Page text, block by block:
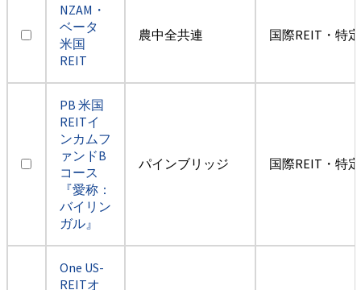
NZAM・
ベータ
米国
REIT
農中全共連 国際REIT・特
PB 米国
REITイ
ンカムフ
ァンドB
コース
『愛称：
バイリン
ガル』
パインブリッジ 国際REIT・特
One US-
REITオ